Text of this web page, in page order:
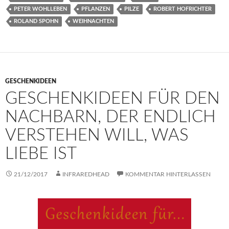
PETER WOHLLEBEN PFLANZEN PILZE ROBERT HOFRICHTER
ROLAND SPOHN WEIHNACHTEN
GESCHENKIDEEN
GESCHENKIDEEN FÜR DEN
NACHBARN, DER ENDLICH
VERSTEHEN WILL, WAS
LIEBE IST
21/12/2017 INFRAREDHEAD KOMMENTAR HINTERLASSEN